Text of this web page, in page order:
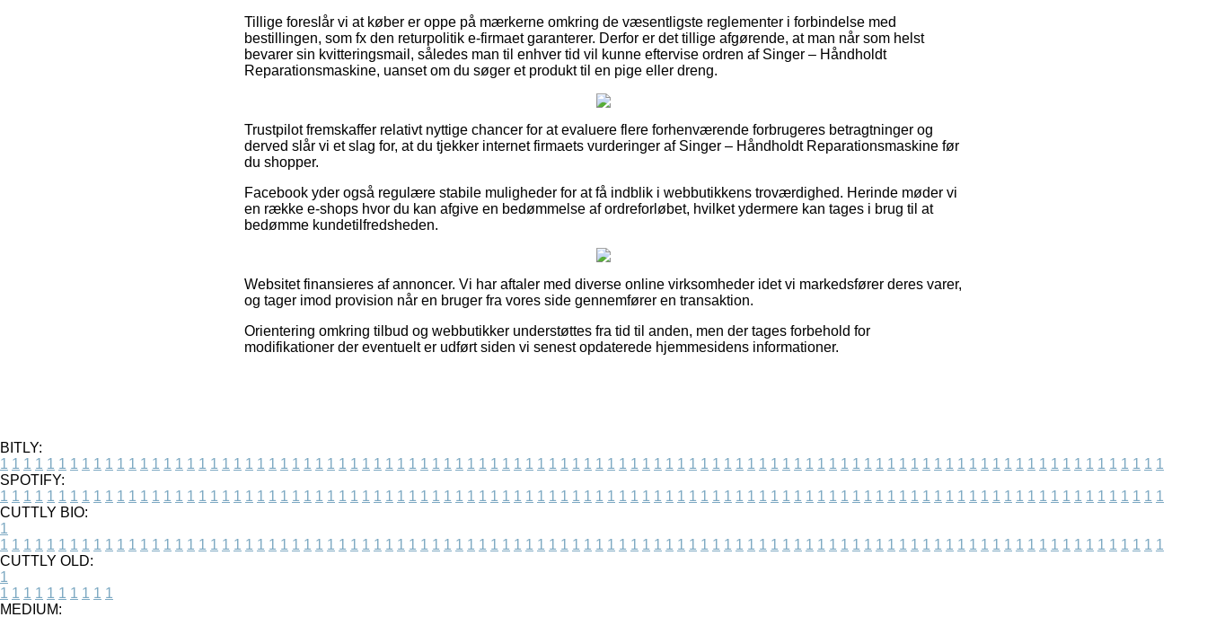
Tillige foreslår vi at køber er oppe på mærkerne omkring de væsentligste reglementer i forbindelse med
bestillingen, som fx den returpolitik e-firmaet garanterer. Derfor er det tillige afgørende, at man når som helst
bevarer sin kvitteringsmail, således man til enhver tid vil kunne eftervise ordren af Singer – Håndholdt
Reparationsmaskine, uanset om du søger et produkt til en pige eller dreng.
Trustpilot fremskaffer relativt nyttige chancer for at evaluere flere forhenværende forbrugeres betragtninger og
derved slår vi et slag for, at du tjekker internet firmaets vurderinger af Singer – Håndholdt Reparationsmaskine før
du shopper.
Facebook yder også regulære stabile muligheder for at få indblik i webbutikkens troværdighed. Herinde møder vi
en række e-shops hvor du kan afgive en bedømmelse af ordreforløbet, hvilket ydermere kan tages i brug til at
bedømme kundetilfredsheden.
Websitet finansieres af annoncer. Vi har aftaler med diverse online virksomheder idet vi markedsfører deres varer,
og tager imod provision når en bruger fra vores side gennemfører en transaktion.
Orientering omkring tilbud og webbutikker understøttes fra tid til anden, men der tages forbehold for
modifikationer der eventuelt er udført siden vi senest opdaterede hjemmesidens informationer.
BITLY:
1 1 1 1 1 1 1 1 1 1 1 1 1 1 1 1 1 1 1 1 1 1 1 1 1 1 1 1 1 1 1 1 1 1 1 1 1 1 1 1 1 1 1 1 1 1 1 1 1 1 1 1 1 1 1 1 1 1 1 1 1 1 1 1 1 1 1 1 1 1 1 1 1 1 1 1 1 1 1 1 1 1 1 1 1 1 1 1 1 1 1 1 1 1 1 1 1 1 1 1
SPOTIFY:
1 1 1 1 1 1 1 1 1 1 1 1 1 1 1 1 1 1 1 1 1 1 1 1 1 1 1 1 1 1 1 1 1 1 1 1 1 1 1 1 1 1 1 1 1 1 1 1 1 1 1 1 1 1 1 1 1 1 1 1 1 1 1 1 1 1 1 1 1 1 1 1 1 1 1 1 1 1 1 1 1 1 1 1 1 1 1 1 1 1 1 1 1 1 1 1 1 1 1 1
CUTTLY BIO:
1
1 1 1 1 1 1 1 1 1 1 1 1 1 1 1 1 1 1 1 1 1 1 1 1 1 1 1 1 1 1 1 1 1 1 1 1 1 1 1 1 1 1 1 1 1 1 1 1 1 1 1 1 1 1 1 1 1 1 1 1 1 1 1 1 1 1 1 1 1 1 1 1 1 1 1 1 1 1 1 1 1 1 1 1 1 1 1 1 1 1 1 1 1 1 1 1 1 1 1 1
CUTTLY OLD:
1
1 1 1 1 1 1 1 1 1 1
MEDIUM: